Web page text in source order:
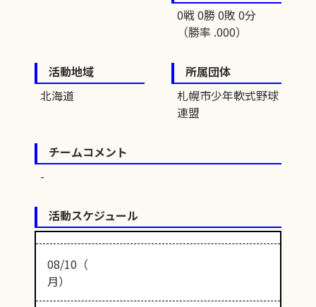
0戦 0勝 0敗 0分
（勝率 .000）
活動地域
北海道
所属団体
札幌市少年軟式野球
連盟
チームコメント
活動スケジュール
08/10（
月）